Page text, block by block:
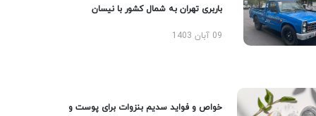
باربری تهران به شمال کشور با نیسان
09 آبان 1403
خواص و فواید سدیم بنزوات برای پوست و